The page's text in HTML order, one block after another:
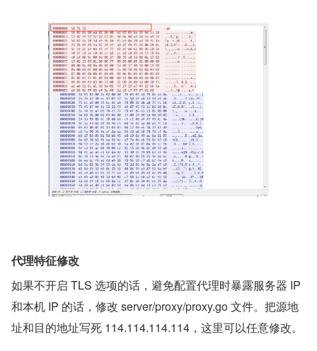
代理特征修改
如果不开启 TLS 选项的话，避免配置代理时暴露服务器 IP
和本机 IP 的话，修改 server/proxy/proxy.go 文件。把源地
址和目的地址写死 114.114.114.114，这里可以任意修改。